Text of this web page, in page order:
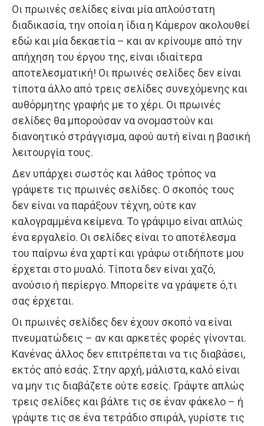
Οι πρωινές σελίδες είναι μία απλούστατη
διαδικασία, την οποία η ίδια η Κάμερον ακολουθεί
εδώ και μία δεκαετία – και αν κρίνουμε από την
απήχηση του έργου της, είναι ιδιαίτερα
αποτελεσματική! Οι πρωινές σελίδες δεν είναι
τίποτα άλλο από τρεις σελίδες συνεχόμενης και
αυθόρμητης γραφής με το χέρι. Οι πρωινές
σελίδες θα μπορούσαν να ονομαστούν και
διανοητικό στράγγισμα, αφού αυτή είναι η βασική
λειτουργία τους.
Δεν υπάρχει σωστός και λάθος τρόπος να
γράψετε τις πρωινές σελίδες. Ο σκοπός τους
δεν είναι να παράξουν τέχνη, ούτε καν
καλογραμμένα κείμενα. Το γράψιμο είναι απλώς
ένα εργαλείο. Οι σελίδες είναι το αποτέλεσμα
του παίρνω ένα χαρτί και γράφω οτιδήποτε μου
έρχεται στο μυαλό. Τίποτα δεν είναι χαζό,
ανούσιο ή περίεργο. Μπορείτε να γράψετε ό,τι
σας έρχεται.
Οι πρωινές σελίδες δεν έχουν σκοπό να είναι
πνευματώδεις – αν και αρκετές φορές γίνονται.
Κανένας άλλος δεν επιτρέπεται να τις διαβάσει,
εκτός από εσάς. Στην αρχή, μάλιστα, καλό είναι
να μην τις διαβάζετε ούτε εσείς. Γράψτε απλώς
τρεις σελίδες και βάλτε τις σε έναν φάκελο – ή
γράψτε τις σε ένα τετράδιο σπιράλ, γυρίστε τις